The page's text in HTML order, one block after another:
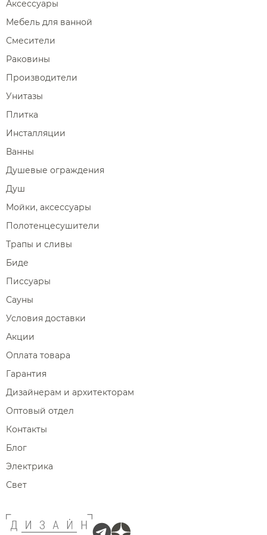
Аксессуары
Мебель для ванной
Смесители
Раковины
Производители
Унитазы
Плитка
Инсталляции
Ванны
Душевые ограждения
Душ
Мойки, аксессуары
Полотенцесушители
Трапы и сливы
Биде
Писсуары
Сауны
Условия доставки
Акции
Оплата товара
Гарантия
Дизайнерам и архитекторам
Оптовый отдел
Контакты
Блог
Электрика
Свет